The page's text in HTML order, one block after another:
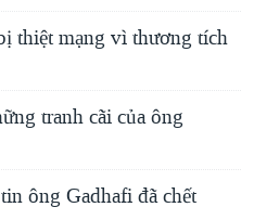
thiệt mạng vì thương tích
tranh cãi của ông
ông Gadhafi đã chết